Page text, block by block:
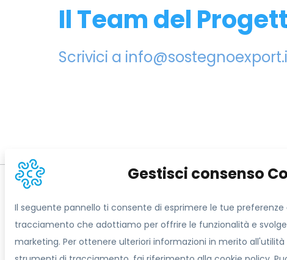
Il Team del
Scrivici a
Informazioni sul
Gestisci consenso
Il seguente pannello ti consente di esprimere le tue
tracciamento che adottiamo per offrire le funzionalità e
marketing. Per ottenere ulteriori informazioni in merito